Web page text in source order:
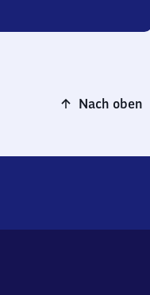
Nach oben